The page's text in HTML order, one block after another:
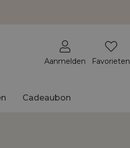
Aanmelden Favorieten
Cadeaubon